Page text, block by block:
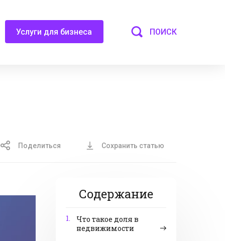
Услуги для бизнеса ПОИСК
Поделиться Сохранить статью
Содержание
1.
Что такое доля в
недвижимости